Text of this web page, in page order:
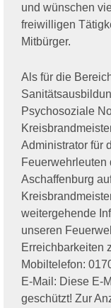
und wünschen
freiwilligen
Mitbürger.
Als für die
Psychosoziale
Administrator für
Feuerwehrleuten
Aschaffenburg
weitergehende
unseren
Erreichbarkeiten
Mobiltelefon:
E-Mail: Diese E-
geschützt! Zur